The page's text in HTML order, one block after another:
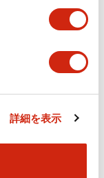
詳細を表示